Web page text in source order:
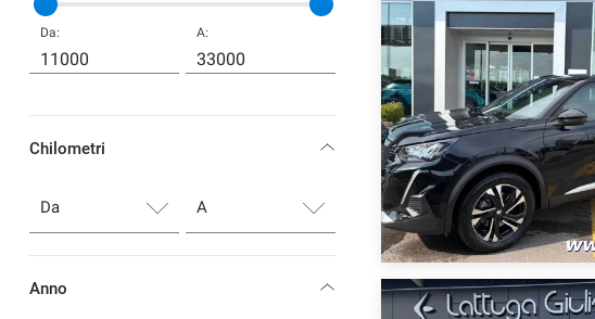
Da: A:
Chilometri
Anno